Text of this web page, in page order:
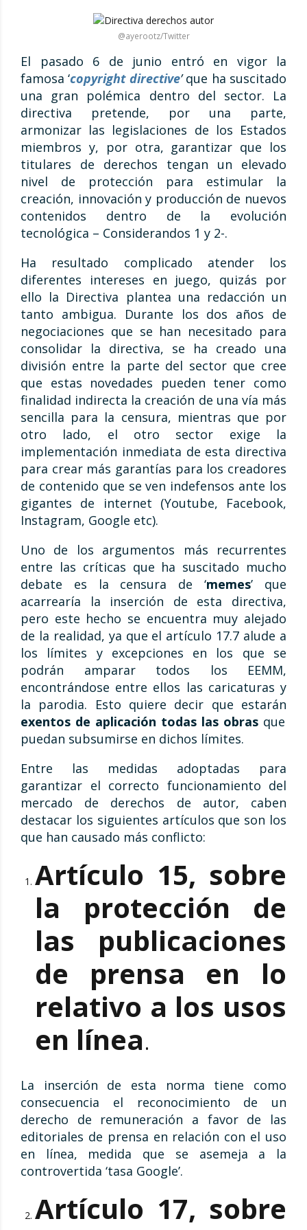
@ayerootz/Twitter
El pasado 6 de junio entró en vigor la
famosa ‘copyright directive’que ha suscitado
una gran polémica dentro del sector. La
directiva pretende, por una parte,
armonizar las legislaciones de los Estados
miembros y, por otra, garantizar que los
titulares de derechos tengan un elevado
nivel de protección para estimular la
creación, innovación y producción de nuevos
contenidos dentro de la evolución
tecnológica – Considerandos 1 y 2-.
Ha resultado complicado atender los
diferentes intereses en juego, quizás por
ello la Directiva plantea una redacción un
tanto ambigua. Durante los dos años de
negociaciones que se han necesitado para
consolidar la directiva, se ha creado una
división entre la parte del sector que cree
que estas novedades pueden tener como
finalidad indirecta la creación de una vía más
sencilla para la censura, mientras que por
otro lado, el otro sector exige la
implementación inmediata de esta directiva
para crear más garantías para los creadores
de contenido que se ven indefensos ante los
gigantes de internet (Youtube, Facebook,
Instagram, Google etc).
Uno de los argumentos más recurrentes
entre las críticas que ha suscitado mucho
debate es la censura de ‘memes’ que
acarrearía la inserción de esta directiva,
pero este hecho se encuentra muy alejado
de la realidad, ya que el artículo 17.7 alude a
los límites y excepciones en los que se
podrán amparar todos los EEMM,
encontrándose entre ellos las caricaturas y
la parodia. Esto quiere decir que estarán
exentos de aplicación todas las obras que
puedan subsumirse en dichos límites.
Entre las medidas adoptadas para
garantizar el correcto funcionamiento del
mercado de derechos de autor, caben
destacar los siguientes artículos que son los
que han causado más conflicto:
Artículo 15, sobre
la protección de
las publicaciones
de prensa en lo
relativo a los usos
en línea.
La inserción de esta norma tiene como
consecuencia el reconocimiento de un
derecho de remuneración a favor de las
editoriales de prensa en relación con el uso
en línea, medida que se asemeja a la
controvertida ‘tasa Google’.
Artículo 17, sobre